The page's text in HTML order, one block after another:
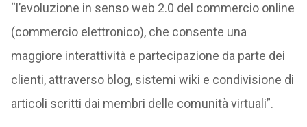
“l’evoluzione in senso web 2.0 del commercio online
(commercio elettronico), che consente una
maggiore interattività e partecipazione da parte dei
clienti, attraverso blog, sistemi wiki e condivisione di
articoli scritti dai membri delle comunità virtuali”.